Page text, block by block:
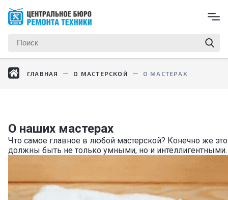
ГЛАВНАЯ О МАСТЕРСКОЙ О МАСТЕРАХ
О наших мастерах
Что самое главное в любой мастерской? Конечно же
должны быть не только умными, но и